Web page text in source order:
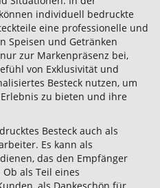
individuell bedruckte
eine professionelle und
Speisen und Getränken
zur Markenpräsenz bei,
von Exklusivität und
Besteck nutzen, um
zu bieten und ihre
Besteck auch als
Es kann als
das den Empfänger
als Teil eines